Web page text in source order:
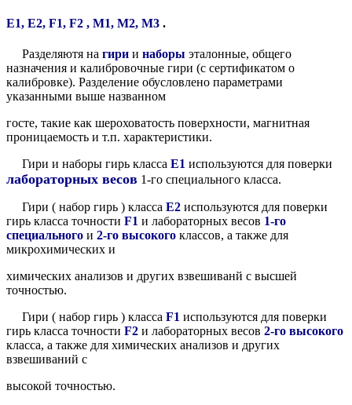
Е1, Е2, F1, F2 , M1, M2, M3 .
Разделяютя на гири и наборы эталонные, общего
назначения и калибровочные гири (с сертификатом о
калибровке). Разделение обусловлено параметрами
указанными выше названном
госте, такие как шероховатость поверхности, магнитная
проницаемость и т.п. характеристики.
Гири и наборы гирь класса Е1 используются для поверки
лабораторных весов 1-го специального класса.
Гири ( набор гирь ) класса Е2 используются для поверки
гирь класса точности F1 и лабораторных весов 1-го
специального и 2-го высокого классов, а также для
микрохимических и
химических анализов и других взвешиванй с высшей
точностью.
Гири ( набор гирь ) класса F1 используются для поверки
гирь класса точности F2 и лабораторных весов 2-го высокого
класса, а также для химических анализов и других
взвешиваний с
высокой точностью.